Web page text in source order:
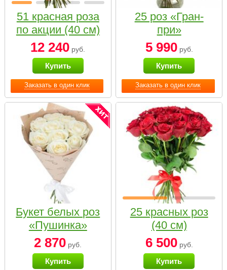
Заказать в один клик
51 красная роза
по акции (40 см)
12 240 руб.
Купить
Заказать в один клик
25 роз «Гран-
при»
5 990руб.
Купить
Букет белых роз
«Пушинка»
2 870 руб.
Купить
25 красных роз
(40 см)
6 500руб.
Купить